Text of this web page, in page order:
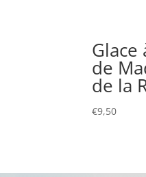
Glace
de
de la
€9,50